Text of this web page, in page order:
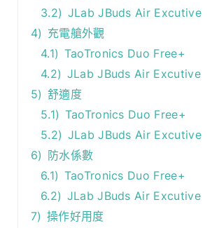
3.2) JLab JBuds Air Excutive
4) 充電艙外觀
4.1) TaoTronics Duo Free+
4.2) JLab JBuds Air Excutive
5) 舒適度
5.1) TaoTronics Duo Free+
5.2) JLab JBuds Air Excutive
6) 防水係數
6.1) TaoTronics Duo Free+
6.2) JLab JBuds Air Excutive
7) 操作好用度